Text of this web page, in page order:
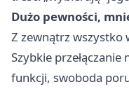
Dużo pewności,
Z zewnątrz wszystko
Szybkie
funkcji, swoboda